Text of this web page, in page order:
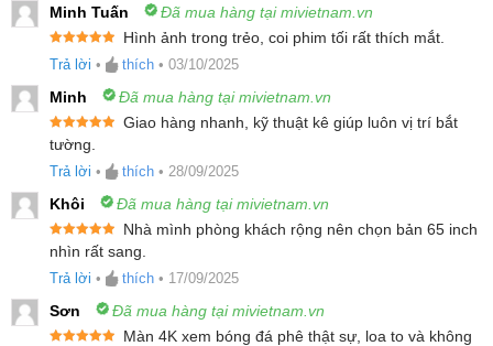
Minh Tuấn Đã mua hàng tại mivietnam.vn
hạng 55
Hình ảnh trong trẻo, coi phim tối rất thích mắt.
Trả lời • thích • 03/10/2025
Minh Đã mua hàng tại mivietnam.vn
Được xếp
hạng55
sao
Giao hàng nhanh, kỹ thuật kê giúp luôn vị trí bắt
tường.
Trả lời • thích • 28/09/2025
Khôi Đã mua hàng tại mivietnam.vn
Được xếp
hạng5 5
sao
Nhà mình phòng khách rộng nên chọn bản 65 inch
nhìn rất sang.
Trả lời • thích • 17/09/2025
Sơn Đã mua hàng tại mivietnam.vn
Màn 4K xem bóng đá phê thật sự, loa to và không